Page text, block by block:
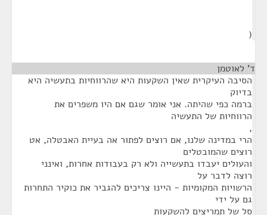
(
ד' לאוטמן
הסיבה העיקרית שאין השקעות היא שהרווחיות בתעשיה היא
בדיוק
ברמה כפי שהיתה. אני אומר שגם אם היו משפרים את
הרווחיות של התעשיה
,
הרי במדינה שלנו, אם רוצים לפתור אה בעיית האבטלה, אט
רוצים שהמובטלים
והעולים יעבדו בתעשייה ולא רק בעבודות אחרות, ואינני
רוצה לדבר על
הרשויות המקומיות - היינו צריכים להגביר את כוקיר התחרות
גם על ידי
סל של תמריצים להשקעות